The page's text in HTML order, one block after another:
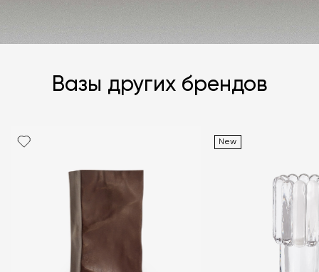
Вазы других брендов
New